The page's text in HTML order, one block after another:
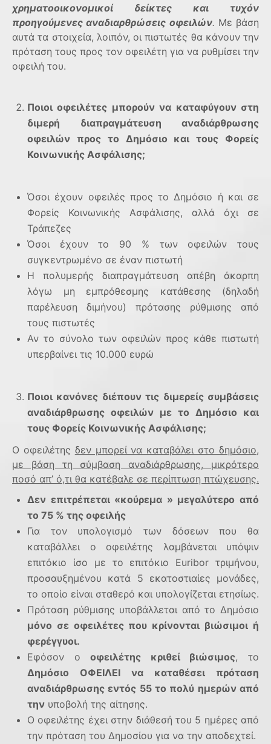
χρηματοοικονομικοί δείκτες και τυχόν
προηγούμενες αναδιαρθρώσεις οφειλών. Με βάση
αυτά τα στοιχεία, λοιπόν, οι πιστωτές θα κάνουν την
πρόταση τους προς τον οφειλέτη για να ρυθμίσει την
οφειλή του.
Ποιοι οφειλέτες μπορούν να καταφύγουν στη
διμερή διαπραγμάτευση αναδιάρθρωσης
οφειλών προς το Δημόσιο και τους Φορείς
Κοινωνικής Ασφάλισης;
Όσοι έχουν οφειλές προς το Δημόσιο ή και σε
Φορείς Κοινωνικής Ασφάλισης, αλλά όχι σε
Τράπεζες
Όσοι έχουν το 90 % των οφειλών τους
συγκεντρωμένο σε έναν πιστωτή
H πολυμερής διαπραγμάτευση απέβη άκαρπη
λόγω μη εμπρόθεσμης κατάθεσης (δηλαδή
παρέλευση διμήνου) πρότασης ρύθμισης από
τους πιστωτές
Αν το σύνολο των οφειλών προς κάθε πιστωτή
υπερβαίνει τις 10.000 ευρώ
Ποιοι κανόνες διέπουν τις διμερείς συμβάσεις
αναδιάρθρωσης οφειλών με το Δημόσιο και
τους Φορείς Κοινωνικής Ασφάλισης;
Ο οφειλέτης δεν μπορεί να καταβάλει στο δημόσιο,
με βάση τη σύμβαση αναδιάρθρωσης, μικρότερο
ποσό απ’ ό,τι θα κατέβαλε σε περίπτωση πτώχευσης.
Δεν επιτρέπεται «κούρεμα » μεγαλύτερο από
το 75 % της οφειλής
Για τον υπολογισμό των δόσεων που θα
καταβάλλει ο οφειλέτης λαμβάνεται υπόψιν
επιτόκιο ίσο με το επιτόκιο Euribor τριμήνου,
προσαυξημένου κατά 5 εκατοστιαίες μονάδες,
το οποίο είναι σταθερό και υπολογίζεται ετησίως.
Πρόταση ρύθμισης υποβάλλεται από το Δημόσιο
μόνο σε οφειλέτες που κρίνονται βιώσιμοι ή
φερέγγυοι.
Εφόσον οοφειλέτης κριθεί βιώσιμος, το
Δημόσιο ΟΦΕΙΛΕΙ να καταθέσει πρόταση
αναδιάρθρωσης εντός 55 το πολύ ημερών από
την υποβολή της αίτησης.
Ο οφειλέτης έχει στην διάθεσή του 5 ημέρες από
την πρόταση του Δημοσίου για να την αποδεχτεί.